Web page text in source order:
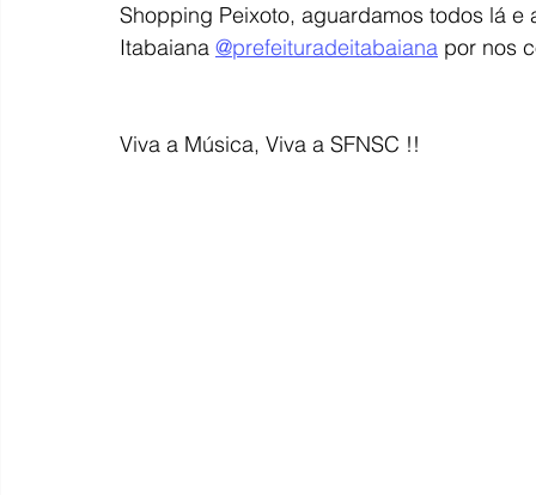
Shopping Peixoto, aguardamos todos lá
Itabaiana @prefeituradeitabaiana por nos
Viva a Música, Viva a SFNSC !!